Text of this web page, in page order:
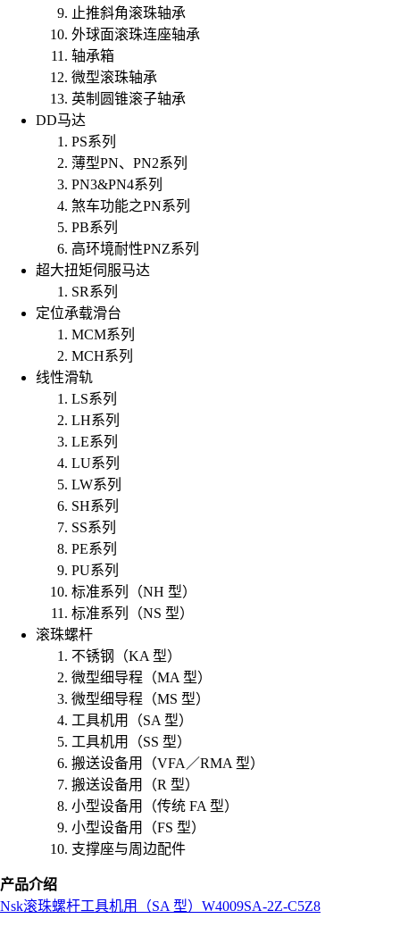
止推斜角滚珠轴承
外球面滚珠连座轴承
轴承箱
微型滚珠轴承
英制圆锥滚子轴承
DD马达
PS系列
薄型PN、PN2系列
PN3&PN4系列
煞车功能之PN系列
PB系列
高环境耐性PNZ系列
超大扭矩伺服马达
SR系列
定位承载滑台
MCM系列
MCH系列
线性滑轨
LS系列
LH系列
LE系列
LU系列
LW系列
SH系列
SS系列
PE系列
PU系列
标准系列（NH 型）
标准系列（NS 型）
滚珠螺杆
不锈钢（KA 型）
微型细导程（MA 型）
微型细导程（MS 型）
工具机用（SA 型）
工具机用（SS 型）
搬送设备用（VFA／RMA 型）
搬送设备用（R 型）
小型设备用（传统 FA 型）
小型设备用（FS 型）
支撑座与周边配件
产品介绍
Nsk滚珠螺杆工具机用（SA 型） W4009SA-2Z-C5Z8